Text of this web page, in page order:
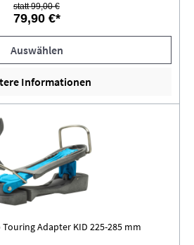
statt 99,00 €
79,90 €*
Auswählen
Informationen
Adapter KID 225-285 mm